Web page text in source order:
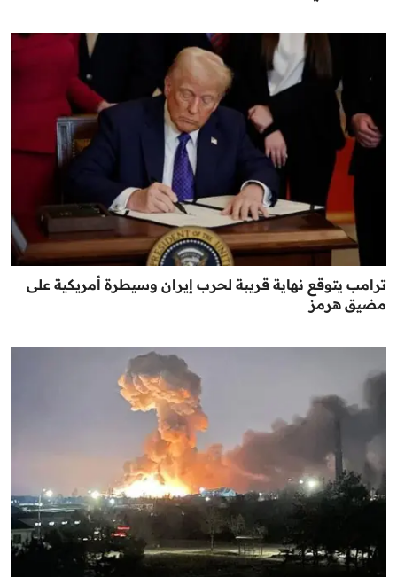
ترامب يتوقع نهاية قريبة لحرب إيران وسيطرة أمريكية على
مضيق هرمز